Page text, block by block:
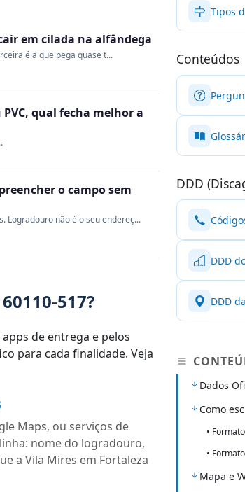
em cilada na alfândega
é a que pega quase t...
qual fecha melhor a
o campo sem
Logradouro não é o seu endereç...
517?
de entrega e pelos
para cada finalidade. Veja
Maps, ou serviços de
nome do logradouro,
a Vila Mires em Fortaleza
Tipos
Conteúdos
DDD
DDD
DDD
Dados
Como
•
•
Mapa e